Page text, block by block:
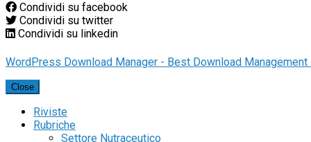
Condividi su facebook
Condividi su twitter
Condividi su linkedin
WordPress Download Manager - Best Download Management
Close
Riviste
Rubriche
Settore Nutraceutico